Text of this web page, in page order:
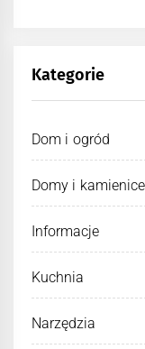
Kategorie
Dom i ogród
Domy i kamienice
Informacje
Kuchnia
Narzędzia